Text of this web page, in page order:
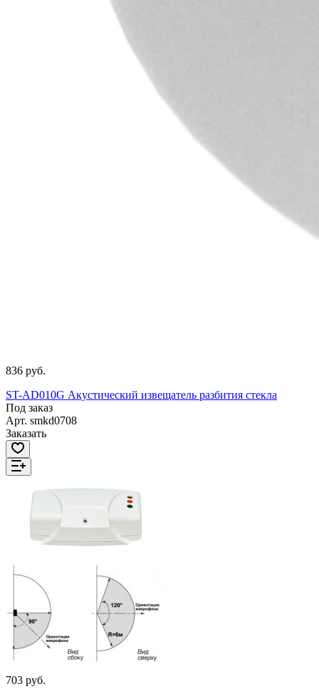
836 руб.
ST-AD010G Акустический извещатель разбития стекла
Под заказ
Арт. smkd0708
Заказать
703 руб.